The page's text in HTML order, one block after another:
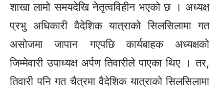
शाखा लामो समयदेखि नेतृत्वविहीन भएको छ । अध्यक्ष
प्रभु अधिकारी वैदेशिक यात्राको सिलसिलामा गत
असोजमा जापान गएपछि कार्यबाहक अध्यक्षको
जिम्मेवारी उपाध्यक्ष अर्पण तिवारीले पाएका थिए । तर,
तिवारी पनि गत चैत्रमा वैदेशिक यात्राको सिलसिलामा